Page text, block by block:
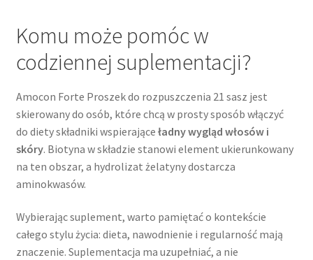
Komu może pomóc w
codziennej suplementacji?
Amocon Forte Proszek do rozpuszczenia 21 sasz jest
skierowany do osób, które chcą w prosty sposób włączyć
do diety składniki wspierające ładny wygląd włosów i
skóry. Biotyna w składzie stanowi element ukierunkowany
na ten obszar, a hydrolizat żelatyny dostarcza
aminokwasów.
Wybierając suplement, warto pamiętać o kontekście
całego stylu życia: dieta, nawodnienie i regularność mają
znaczenie. Suplementacja ma uzupełniać, a nie